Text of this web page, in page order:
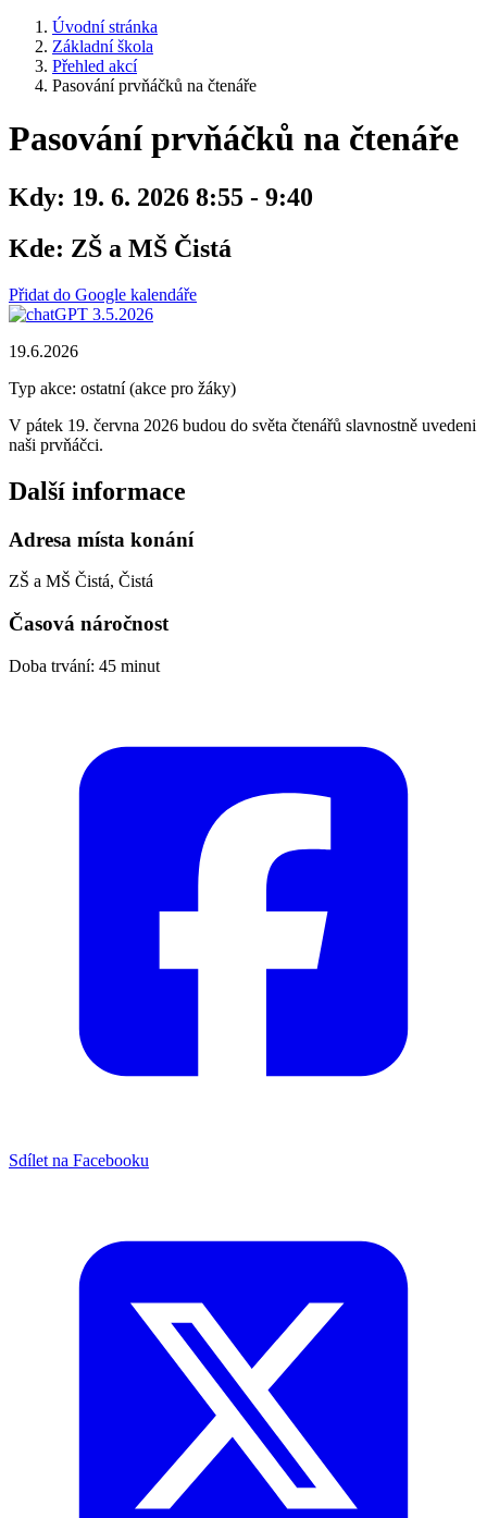
Úvodní stránka
Základní škola
Přehled akcí
Pasování prvňáčků na čtenáře
Pasování prvňáčků na čtenáře
Kdy: 19. 6. 2026 8:55 - 9:40
Kde: ZŠ a MŠ Čistá
Přidat do Google kalendáře
19.6.2026
Typ akce: ostatní (akce pro žáky)
V pátek 19. června 2026 budou do světa čtenářů slavnostně uvedeni
naši prvňáčci.
Další informace
Adresa místa konání
ZŠ a MŠ Čistá, Čistá
Časová náročnost
Doba trvání: 45 minut
Sdílet na Facebooku